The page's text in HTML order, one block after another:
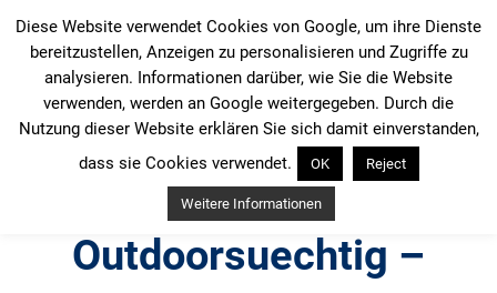
Inhalt
springen
Outdoorsuechtig –
Diese Website verwendet Cookies von Google, um ihre Dienste
bereitzustellen, Anzeigen zu personalisieren und Zugriffe zu
analysieren. Informationen darüber, wie Sie die Website
verwenden, werden an Google weitergegeben. Durch die
Nutzung dieser Website erklären Sie sich damit einverstanden,
dass sie Cookies verwendet.
OK Reject
Weitere Informationen